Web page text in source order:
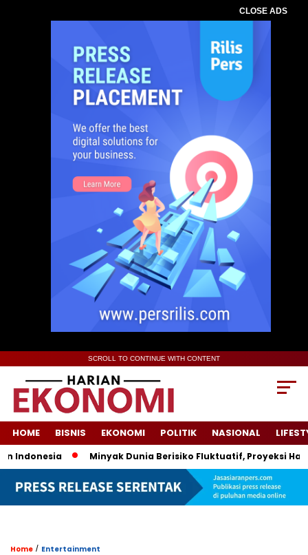
CLOSE ADS
SCROLL TO CONTINUE WITH CONTENT
HOME BISNIS EKONOMI POLITIK NASIONAL
Minyak Dunia Berisiko Fluktuatif, Proyeksi Harga
Home / Entertainment